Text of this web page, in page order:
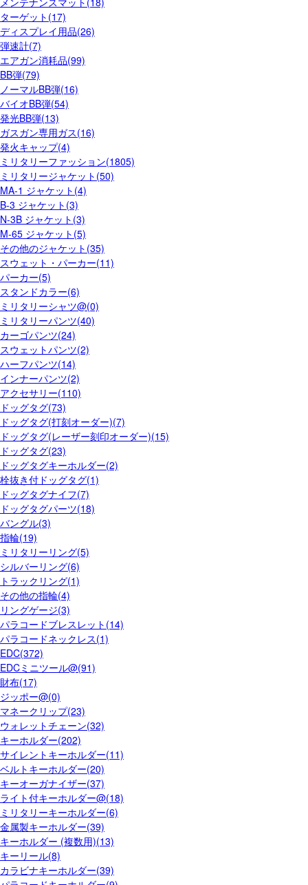
ターゲット(17)
ディスプレイ用品(26)
弾速計(7)
エアガン消耗品(99)
BB弾(79)
ノーマルBB弾(16)
バイオBB弾(54)
発光BB弾(13)
ガスガン専用ガス(16)
発火キャップ(4)
ミリタリーファッション(1805)
ミリタリージャケット(50)
MA-1 ジャケット(4)
B-3 ジャケット(3)
N-3B ジャケット(3)
M-65 ジャケット(5)
その他のジャケット(35)
スウェット・パーカー(11)
パーカー(5)
スタンドカラー(6)
ミリタリーシャツ@(0)
ミリタリーパンツ(40)
カーゴパンツ(24)
スウェットパンツ(2)
ハーフパンツ(14)
インナーパンツ(2)
アクセサリー(110)
ドッグタグ(73)
ドッグタグ(打刻オーダー)(7)
ドッグタグ(レーザー刻印オーダー)(15)
ドッグタグ(23)
ドッグタグキーホルダー(2)
栓抜き付ドッグタグ(1)
ドッグタグナイフ(7)
ドッグタグパーツ(18)
バングル(3)
指輪(19)
ミリタリーリング(5)
シルバーリング(6)
トラックリング(1)
その他の指輪(4)
リングゲージ(3)
パラコードブレスレット(14)
パラコードネックレス(1)
EDC(372)
EDCミニツール@(91)
財布(17)
ジッポー@(0)
マネークリップ(23)
ウォレットチェーン(32)
キーホルダー(202)
サイレントキーホルダー(11)
ベルトキーホルダー(20)
キーオーガナイザー(37)
ライト付キーホルダー@(18)
ミリタリーキーホルダー(6)
金属製キーホルダー(39)
キーホルダー (複数用)(13)
キーリール(8)
カラビナキーホルダー(39)